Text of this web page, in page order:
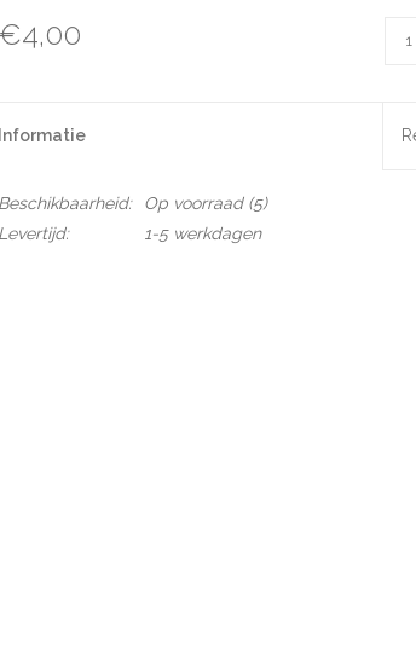
€4,00
Informatie
Beschikbaarheid: Op voorraad(5)
Levertijd:
1-5 werkdagen